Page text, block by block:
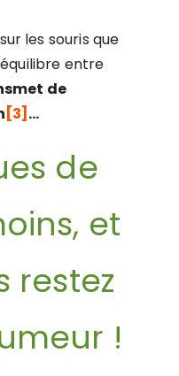
les souris que
entre
de
[3] …
de
et
restez
!